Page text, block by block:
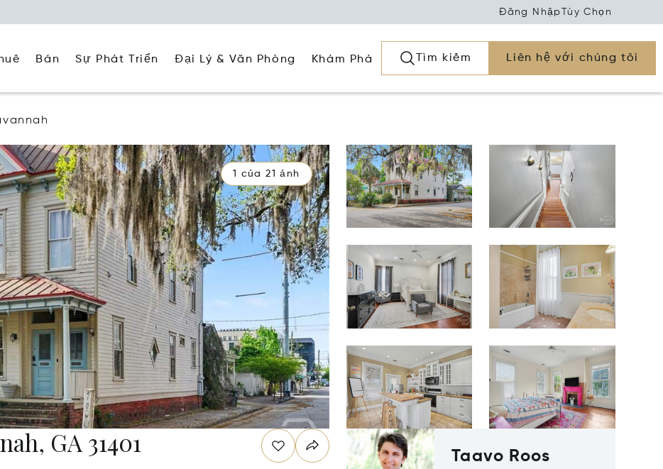
Đăng Nhập Tùy Chọn
Bán Sự Phát Triển Đại Lý & Văn Phòng Khám Phá Tìm kiếm Liên hệ với chúng tôi
1 của 21 ảnh
GA 31401 Taavo Roos